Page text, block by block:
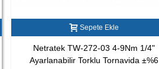
Sepete Ekle
Netratek TW-272-03 4-9Nm 1/4"
Ayarlanabilir Torklu Tornavida ±%6